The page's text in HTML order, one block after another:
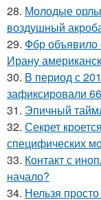
28. Молодые
воздушный
29. Фбр объявило
Ирану
30. В период с
зафиксировали
31. Эпичный
32. Секрет
специфических
33. Контакт с
начало?
34. Нельзя просто